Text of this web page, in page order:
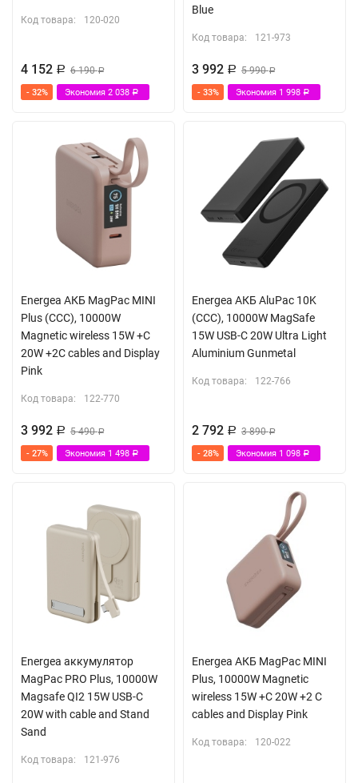
Код товара: 120-020
4 152 Р 6 190Р
- 32% Экономия 2 038 Р
Blue
Код товара: 121-973
3 992 Р 5 990Р
- 33% Экономия 1 998 Р
Energea АКБ MagPac MINI
Plus (ССС), 10000W
Magnetic wireless 15W +С
20W +2C cables and Display
Pink
Код товара: 122-770
3 992 Р 5 490Р
- 27% Экономия 1 498 Р
Energea АКБ AluPac 10K
(CCC), 10000W MagSafe
15W USB-C 20W Ultra Light
Aluminium Gunmetal
Код товара: 122-766
2 792 Р 3 890Р
- 28% Экономия 1 098 Р
Energea аккумулятор
MagPac PRO Plus, 10000W
Magsafe QI2 15W USB-C
20W with cable and Stand
Sand
Код товара: 121-976
Energea АКБ MagPac MINI
Plus, 10000W Magnetic
wireless 15W +С 20W +2 C
cables and Display Pink
Код товара: 120-022